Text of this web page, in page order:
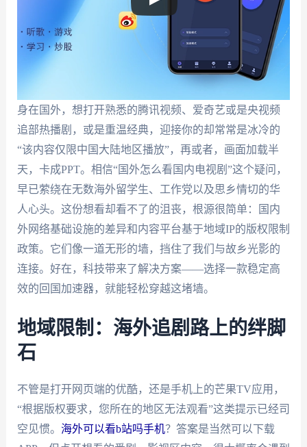
身在国外，想打开熟悉的腾讯视频、爱奇艺或是央视频
追部热播剧，或是重温经典，迎接你的却常常是冰冷的
“该内容仅限中国大陆地区播放”，再或者，画面加载半
天，卡成PPT。相信“国外怎么看国内电视剧”这个疑问，
早已萦绕在无数海外留学生、工作党以及思乡情切的华
人心头。这份想看却看不了的沮丧，根源很简单：国内
外网络基础设施的差异和内容平台基于地域IP的版权限制
政策。它们像一道无形的墙，挡住了我们与故乡光影的
连接。好在，科技带来了解决方案——选择一款稳定高
效的回国加速器，就能轻松穿越这堵墙。
地域限制：海外追剧路上的绊脚
石
不管是打开网页端的优酷，还是手机上的芒果TV应用，
“根据版权要求，您所在的地区无法观看”这类提示已经司
空见惯。 海外可以看b站吗手机？答案是当然可以下载